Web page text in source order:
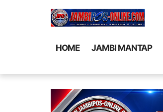
HOME JAMBI MANTAP